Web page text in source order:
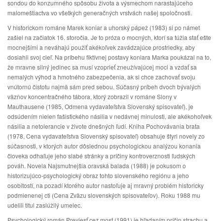
sondou do konzumného spôsobu života a výsmechom narastajúceho
malomeštiactva vo všetkých generačných vrstvách našej spoločnosti.
V historickom románe Marek koniar a uhorský pápež (1983) si po námet
zašiel na začiatok 16. storočia. Je to próza o mocných, ktorí sa túžia stať ešte
mocnejšími a neváhajú použiť akékoľvek zavádzajúce prostriedky, aby
dosiahli svoj cieľ. Na príbehu fiktívnej postavy koniara Marka poukázal na to,
že mravne silný jedinec sa musí vzoprieť zneužívajúcej moci a vzdať sa
nemalých výhod a hmotného zabezpečenia, ak si chce zachovať svoju
vnútornú čistotu najmä sám pred sebou. Súčasný príbeh dvoch bývalých
väzňov koncentračného tábora, ktorý zobrazil v románe Slony v
Mauthausene (1985, Odmena vydavateľstva Slovenský spisovateľ), je
odsúdením nielen fašistického násilia v nedávnej minulosti, ale akékohoľvek
násilia a netolerancie v živote dnešných ľudí. Kniha Pochovávania brata
(1978, Cena vydavateľstva Slovenský spisovateľ) obsahuje štyri novely zo
súčasnosti, v ktorých autor dôslednou psychologickou analýzou konania
človeka odhaľuje jeho slabé stránky a príčiny kontroverznosti ľudských
pováh. Novela Najsmutnejšia oravská balada (1988) je pokusom o
historizujúco-psychologický obraz tohto slovenského regiónu a jeho
osobitostí, na pozadí ktorého autor nastoľuje aj mravný problém historicky
podmienenej cti (Cena Zväzu slovenských spisovateľov). Roku 1988 mu
udelili titul zaslúžilý umelec.